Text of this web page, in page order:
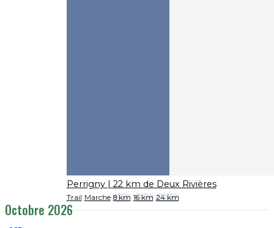
Perrigny | 22 km de Deux Rivières
Trail Marche 8 km 16 km 24 km
Octobre 2026